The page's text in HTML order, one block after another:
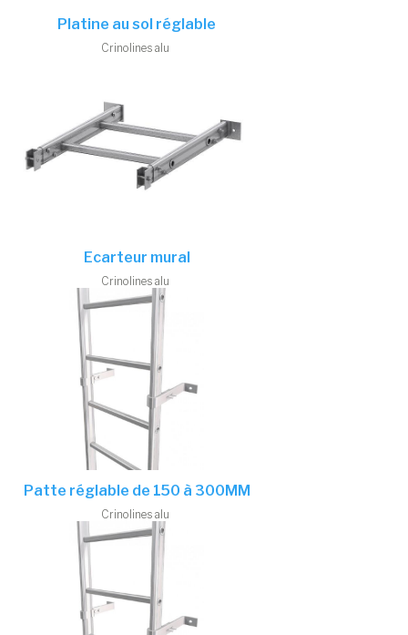
Platine au sol réglable
Crinolines alu
Ecarteur mural
Crinolines alu
Patte réglable de 150 à 300MM
Crinolines alu